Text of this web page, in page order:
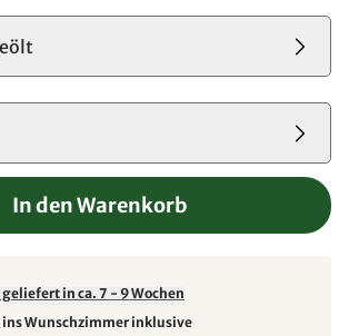
In den Warenkorb
in ca. 7 - 9 Wochen
Wunschzimmer inklusive